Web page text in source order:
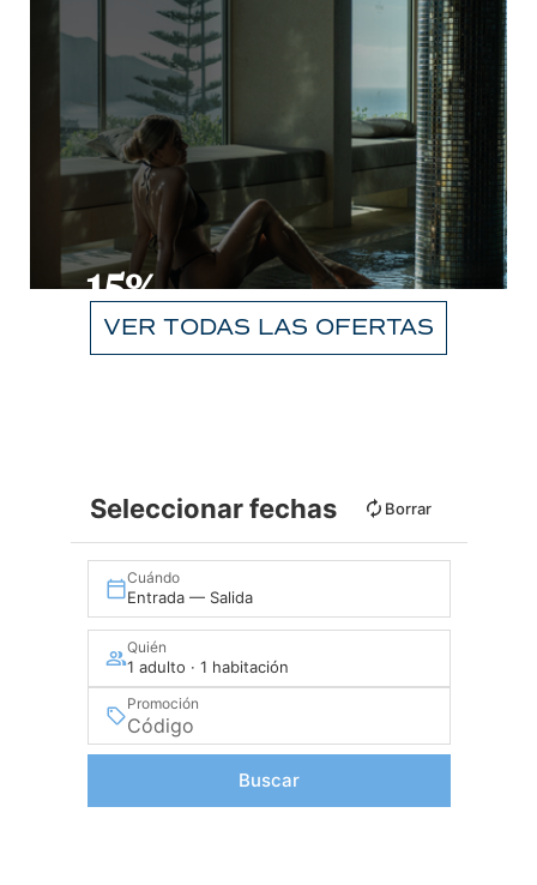
-15%
VER TODAS LAS OFERTAS
Seleccionar fechas Borrar
Cuándo
Entrada — Salida
Quién
1 adulto · 1 habitación
Promoción
Buscar